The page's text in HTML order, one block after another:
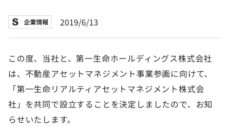
企業情報 2019/6/13
この度、当社と、第一生命ホールディングス株式会社
は、不動産アセットマネジメント事業参画に向けて、
「第一生命リアルティアセットマネジメント株式会
社」を共同で設立することを決定しましたので、お知
らせいたします。